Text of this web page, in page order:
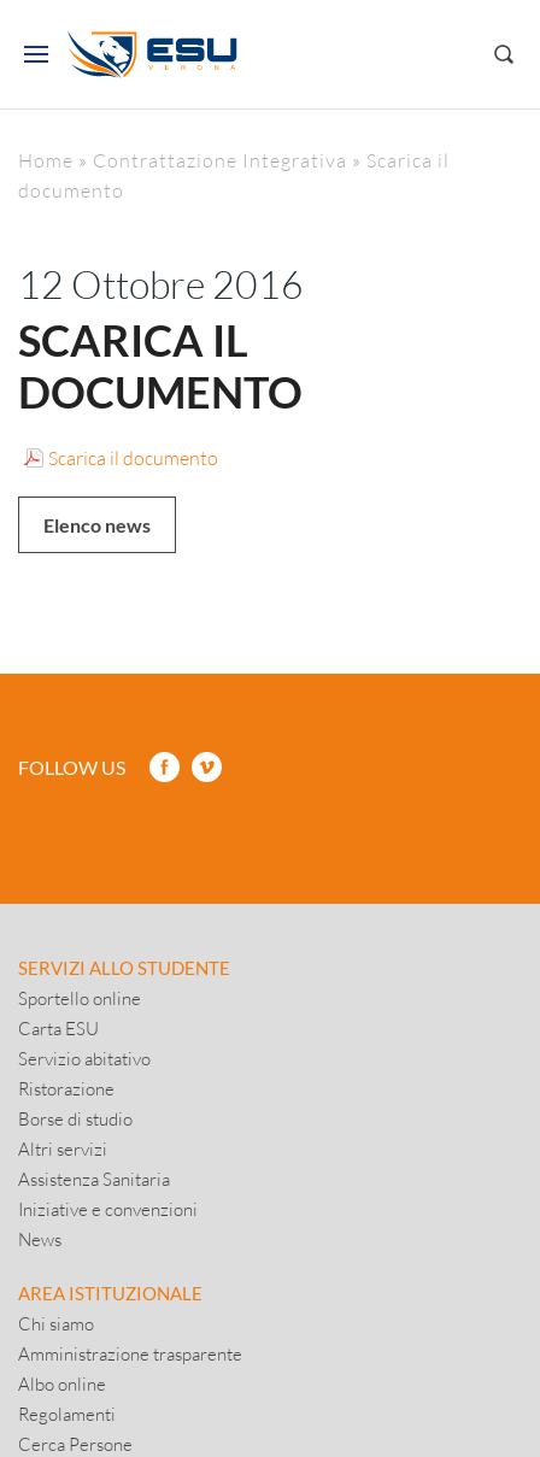
Home » Contrattazione Integrativa » Scarica il
documento
12 Ottobre 2016
SCARICA IL
DOCUMENTO
Scarica il documento
Elenco news
FOLLOW US
SERVIZI ALLO STUDENTE
Sportello online
Carta ESU
Servizio abitativo
Ristorazione
Borse di studio
Altri servizi
Assistenza Sanitaria
Iniziative e convenzioni
News
AREA ISTITUZIONALE
Chi siamo
Amministrazione trasparente
Albo online
Regolamenti
Cerca Persone